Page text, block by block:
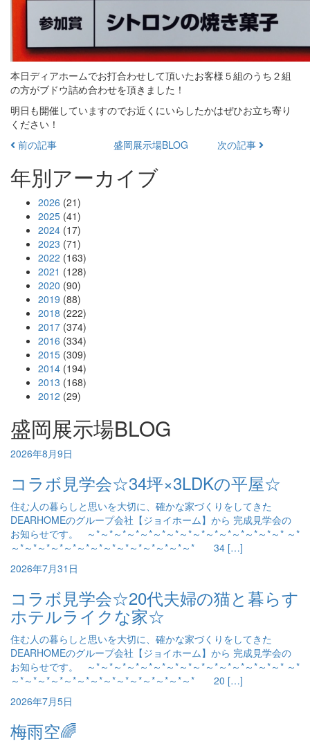
本日ディアホームでお打合わせして頂いたお客様５組のうち２組
の方がブドウ詰め合わせを頂きました！
明日も開催していますのでお近くにいらしたかはぜひお立ち寄り
ください！
前の記事
盛岡展示場BLOG 次の記事
年別アーカイブ
2026 (21)
2025 (41)
2024 (17)
2023 (71)
2022 (163)
2021 (128)
2020 (90)
2019 (88)
2018 (222)
2017 (374)
2016 (334)
2015 (309)
2014 (194)
2013 (168)
2012 (29)
盛岡展示場BLOG
2026年8月9日
コラボ見学会☆34坪×3LDKの平屋☆
住む人の暮らしと思いを大切に、確かな家づくりをしてきた
DEARHOMEのグループ会社【ジョイホーム】から 完成見学会の
お知らせです。 ～*～*～*～*～*～*～*～*～*～*～*～*～*～*～* ～*
～*～*～*～*～*～*～*～*～*～*～*～*～*～* 34 […]
2026年7月31日
コラボ見学会☆20代夫婦の猫と暮らす
ホテルライクな家☆
住む人の暮らしと思いを大切に、確かな家づくりをしてきた
DEARHOMEのグループ会社【ジョイホーム】から 完成見学会の
お知らせです。 ～*～*～*～*～*～*～*～*～*～*～*～*～*～*～* ～*
～*～*～*～*～*～*～*～*～*～*～*～*～*～* 20 […]
2026年7月5日
梅雨空🌈